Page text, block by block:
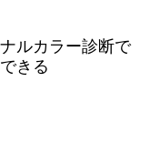
ルカラー診断で
きる